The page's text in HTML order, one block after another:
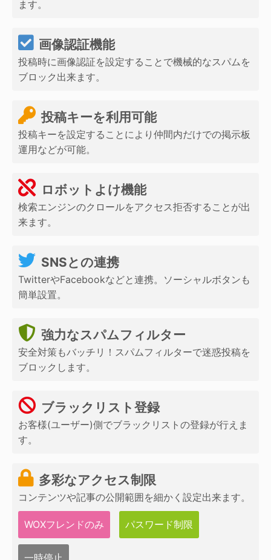
ます。
画像認証機能
投稿時に画像認証を設定することで機械的なスパムを
ブロック出来ます。
投稿キーを利用可能
投稿キーを設定することにより仲間内だけでの掲示板
運用などが可能。
ロボットよけ機能
検索エンジンのクロールをアクセス拒否することが出
来ます。
SNSとの連携
TwitterやFacebookなどと連携。ソーシャルボタンも
簡単設置。
強力なスパムフィルター
安全対策もバッチリ！スパムフィルターで迷惑投稿を
ブロックします。
ブラックリスト登録
お客様(ユーザー)側でブラックリストの登録が行えま
す。
多彩なアクセス制限
コンテンツや記事の公開範囲を細かく設定出来ます。
WOXフレンドのみ パスワード制限
一時停止